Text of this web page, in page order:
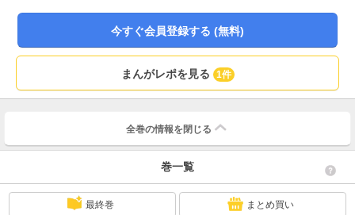
今すぐ会員登録する (無料)
まんがレポを見る 1件
全巻の情報を 閉じる
巻一覧
最終巻 まとめ買い